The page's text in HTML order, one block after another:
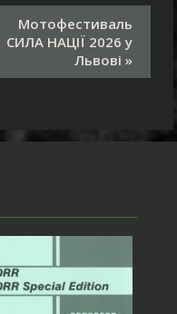
Мотофестиваль
СИЛА НАЦІЇ 2026 у
Львові »